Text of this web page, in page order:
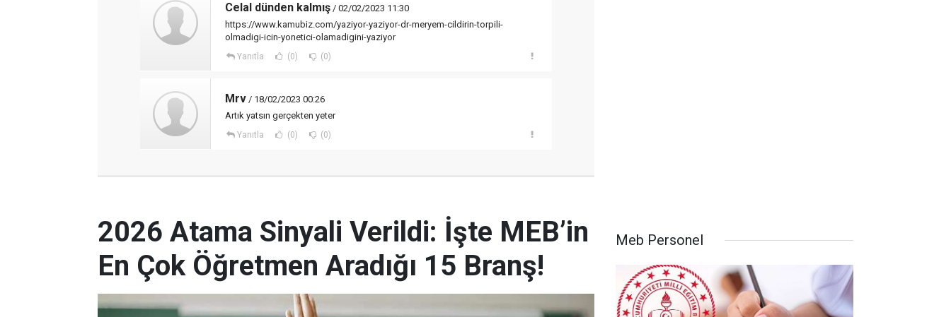
Celal dünden kalmış / 02/02/2023 11:30
https://www.kamubiz.com/yaziyor-yaziyor-dr-meryem-cildirin-torpili-
olmadigi-icin-yonetici-olamadigini-yaziyor
Yanıtla (0) (0)
Mrv / 18/02/2023 00:26
Artık yatsın gerçekten yeter
Yanıtla (0) (0)
2026 Atama Sinyali Verildi: İşte MEB’in
En Çok Öğretmen Aradığı 15 Branş!
Meb Personel